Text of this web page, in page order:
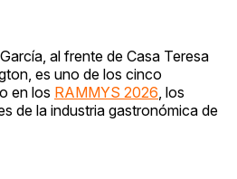
al frente de Casa Teresa
es uno de los cinco
en los RAMMYS 2026 , los
de la industria gastronómica de